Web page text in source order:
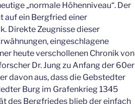
„normale Höhenniveau“. Der
auf ein Bergfried einer
Direkte Zeugnisse dieser
eingeschlagene
heute verschollenen Chronik von
Dr. Jung zu Anfang der 60er
davon aus, dass die Gebstedter
Burg im Grafenkrieg 1345
des Bergfriedes blieb der einfach